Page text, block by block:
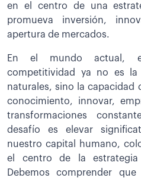
en el centro de una
promueva inversión,
apertura de mercados.
En el mundo actual,
competitividad ya no es la
naturales, sino la capacidad
conocimiento, innovar,
transformaciones
desafío es elevar
nuestro capital humano,
el centro de la estrategia
Debemos comprender